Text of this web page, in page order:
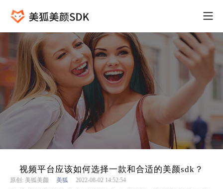
视频平台应该如何选择一款和合适的美颜sdk？
原创: 美狐美颜 美狐 2022-08-02 14:52:54